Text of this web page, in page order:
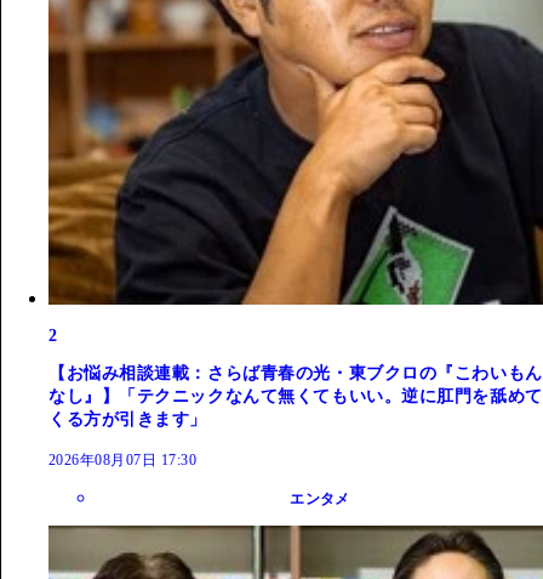
2
【お悩み相談連載：さらば青春の光・東ブクロの『こわいもん
なし』】「テクニックなんて無くてもいい。逆に肛門を舐めて
くる方が引きます」
2026年08月07日 17:30
エンタメ